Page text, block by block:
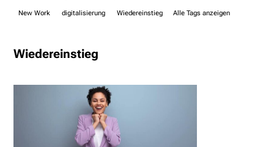
New Work digitalisierung Wiedereinstieg Alle Tags anzeigen
Wiedereinstieg